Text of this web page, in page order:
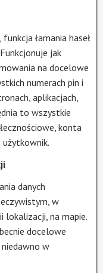
łamania haseł
jak
na docelowe
numerach pin i
aplikacjach,
to wszystkie
konta
danych
w
lokalizacji, na mapie.
docelowe
w